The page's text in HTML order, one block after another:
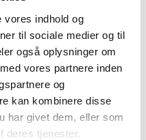
vores indhold og
til sociale medier og til
også oplysninger om
vores partnere inden
og
kan kombinere disse
har givet dem, eller som
deres tjenester.